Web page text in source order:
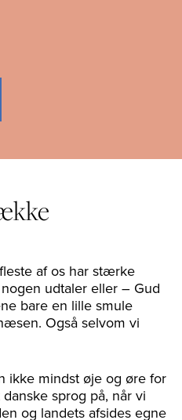
af os har stærke
udtaler eller – Gud
bare en lille smule
Også selvom vi
ikke mindst øje og øre for
sprog på, når vi
og landets afsides egne